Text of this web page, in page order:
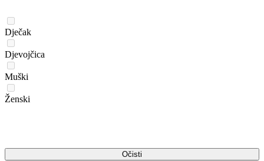
Dječak
Djevojčica
Muški
Ženski
Očisti